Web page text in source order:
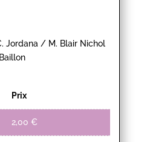
Jordana / M. Blair Nichol
Prix
2,00 €